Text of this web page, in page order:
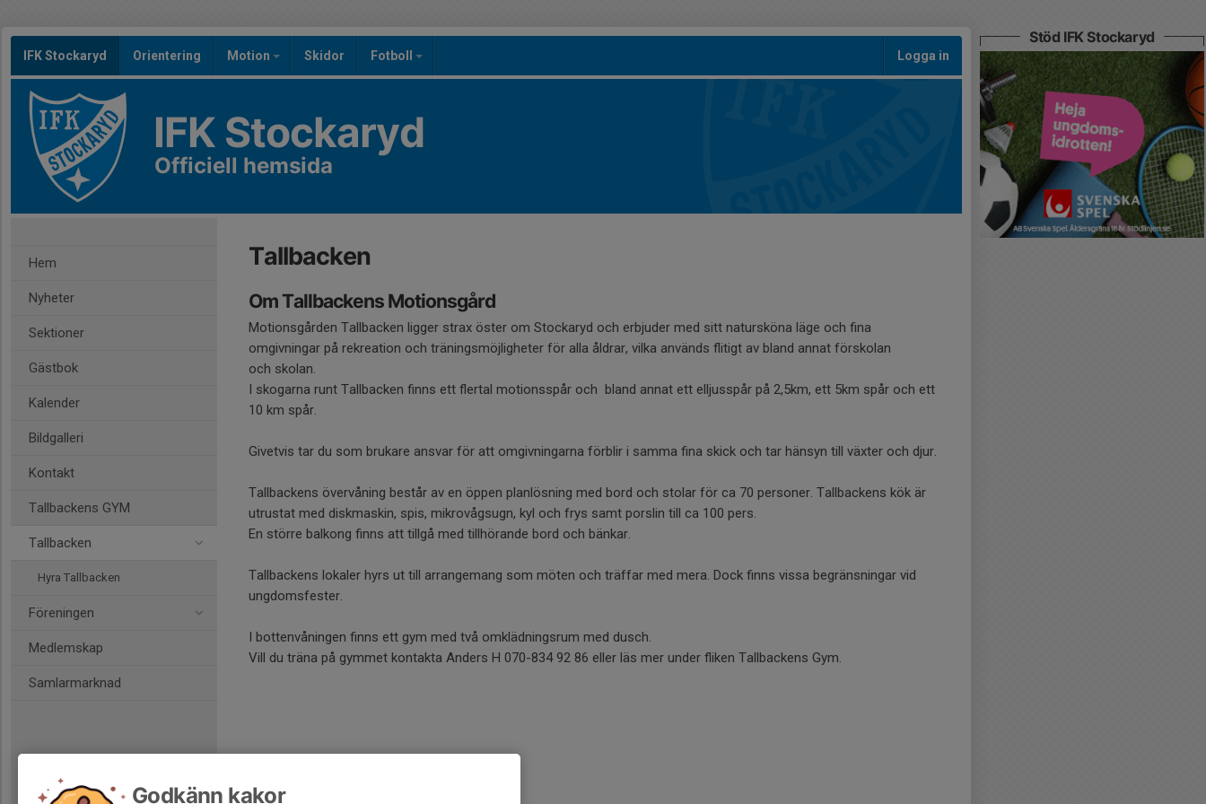
IFK Stockaryd Orientering Motion Skidor Fotboll Logga in
IFK Stockaryd
Officiell hemsida
Hem
Nyheter
Sektioner
Gästbok
Kalender
Bildgalleri
Kontakt
Tallbackens GYM
Tallbacken
Hyra Tallbacken
Föreningen
Medlemskap
Samlarmarknad
Tallbacken
Om Tallbackens Motionsgård
Motionsgården Tallbacken ligger strax öster om Stockaryd och erbjuder med sitt natursköna läge och fina
omgivningar på rekreation och träningsmöjligheter för alla åldrar, vilka används flitigt av bland annat förskolan
och skolan.
I skogarna runt Tallbacken finns ett flertal motionsspår och bland annat ett elljusspår på 2,5km, ett 5km spår och ett
10 km spår.
Givetvis tar du som brukare ansvar för att omgivningarna förblir i samma fina skick och tar hänsyn till växter och djur.
Tallbackens övervåning består av en öppen planlösning med bord och stolar för ca 70 personer. Tallbackens kök är
utrustat med diskmaskin, spis, mikrovågsugn, kyl och frys samt porslin till ca 100 pers.
En större balkong finns att tillgå med tillhörande bord och bänkar.
Tallbackens lokaler hyrs ut till arrangemang som möten och träffar med mera. Dock finns vissa begränsningar vid
ungdomsfester.
I bottenvåningen finns ett gym med två omklädningsrum med dusch.
Vill du träna på gymmet kontakta Anders H 070-834 92 86 eller läs mer under fliken Tallbackens Gym.
Stöd IFK Stockaryd
Godkänn kakor